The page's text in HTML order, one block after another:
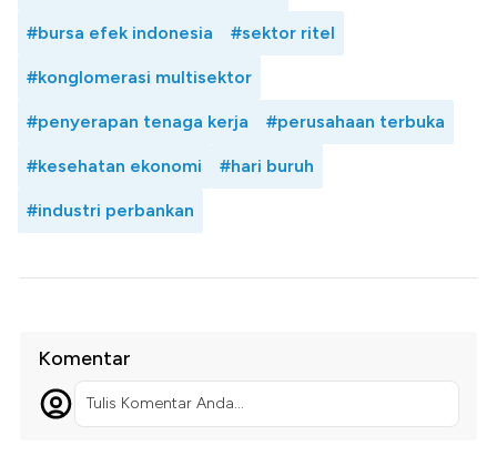
#bursa efek indonesia #sektor ritel
#konglomerasi multisektor
#penyerapan tenaga kerja #perusahaan terbuka
#kesehatan ekonomi #hari buruh
#industri perbankan
Komentar
Tulis Komentar Anda...